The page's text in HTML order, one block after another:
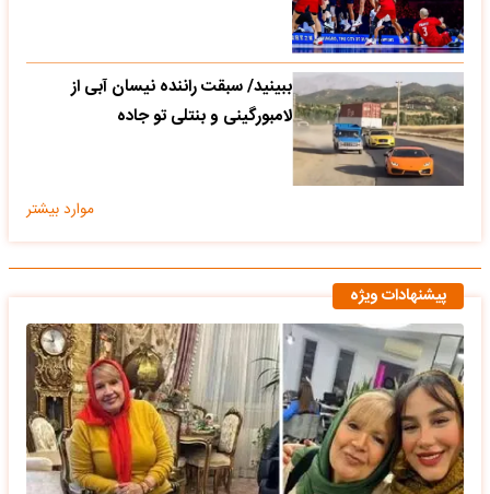
ببینید/ سبقت راننده نیسان آبی از
لامبورگینی و بنتلی تو جاده
موارد بیشتر
پیشنهادات ویژه